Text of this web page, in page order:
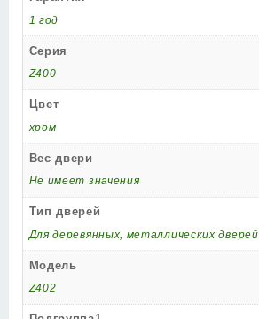
1 год
Серия
Z400
Цвет
хром
Вес двери
Не имеет значения
Тип дверей
Для деревянных, металлических дверей
Модель
Z402